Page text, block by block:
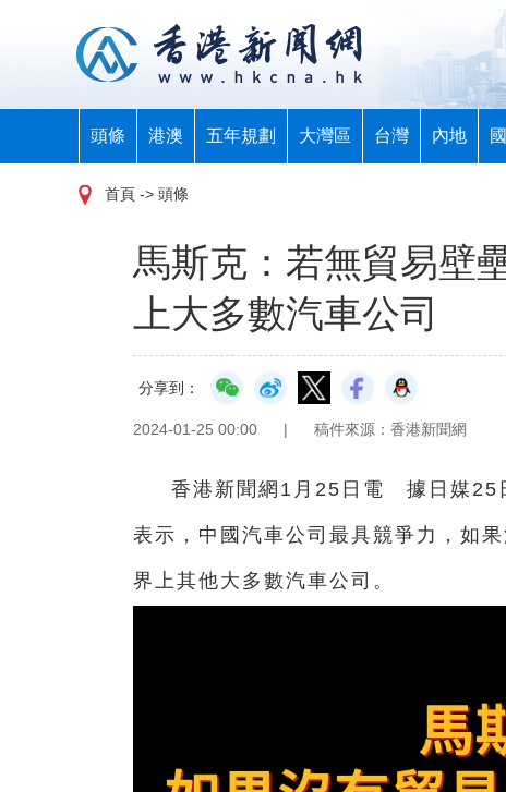
頭條 港澳 五年規劃 大灣區 台灣 內地
首頁 -> 頭條
馬斯克：若無貿易壁
上大多數汽車公司
分享到：
2024-01-25 00:00 | 稿件來源：香港新聞網
香港新聞網1月25日電 據日媒25日
表示，中國汽車公司最具競爭力，如
界上其他大多數汽車公司。